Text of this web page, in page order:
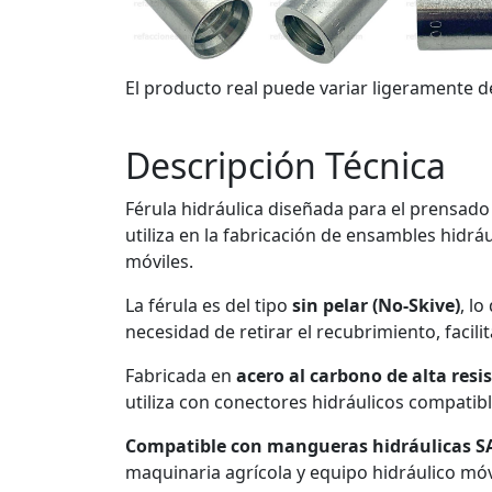
El producto real puede variar ligeramente
Descripción Técnica
Férula hidráulica diseñada para el
utiliza en la fabricación de ensambles
móviles.
La férula es del tipo sin pelar (No-Skive), lo
necesidad de retirar el recubrimiento,
Fabricada en acero al carbono de alta
utiliza con conectores hidráulicos
Compatible con mangueras hidráulicas
maquinaria agrícola y equipo hidráulico